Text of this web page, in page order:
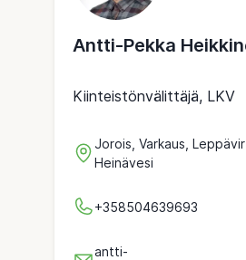
Antti-Pekka
Kiinteistönvälittäjä, LKV
Jorois, Varkaus,
Heinävesi
+358504639693
antti-